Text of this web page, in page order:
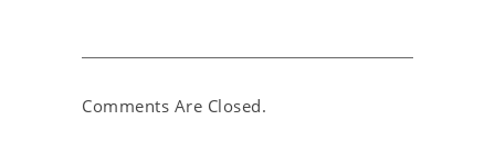
Comments Are Closed.